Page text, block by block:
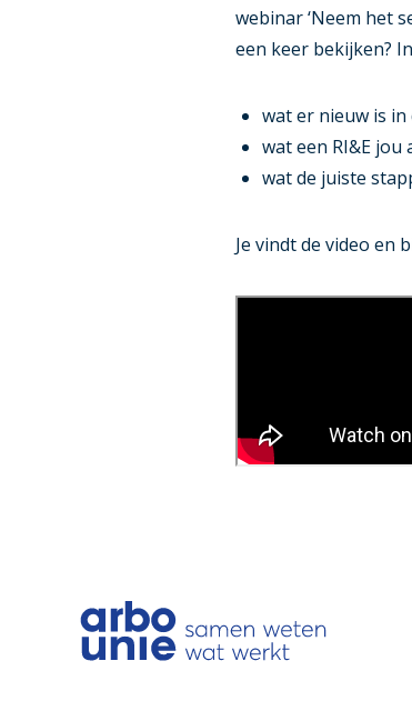
webinar ‘Neem het
een keer bekijken?
wat er nieuw is
wat een RI&E
wat de juiste
Je vindt de video en